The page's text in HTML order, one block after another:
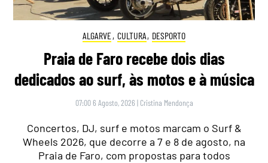
ALGARVE, CULTURA, DESPORTO
Praia de Faro recebe dois dias
dedicados ao surf, às motos e à música
07:00 6 Agosto, 2026 | Cristina Mendonça
Concertos, DJ, surf e motos marcam o Surf &
Wheels 2026, que decorre a 7 e 8 de agosto, na
Praia de Faro, com propostas para todos